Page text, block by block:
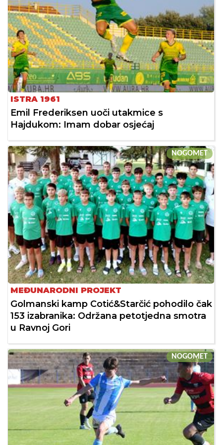
ISTRA 1961
Emil Frederiksen uoči utakmice s
Hajdukom: Imam dobar osjećaj
NOGOMET
MEĐUNARODNI PROJEKT
Golmanski kamp Cotić&Starčić pohodilo čak
153 izabranika: Održana petotjedna smotra
u Ravnoj Gori
NOGOMET